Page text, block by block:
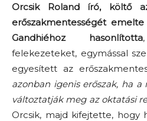
Orcsik Roland
író, költő
erőszakmentességét
Gandhiéhoz hasonlította
felekezeteket, egymással
egyesített az
azonban igenis erőszak, ha
változtatják meg az oktatási
Orcsik, majd kifejtette, hogy